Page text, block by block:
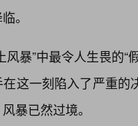
。
风暴”中最令人生畏的
这一刻陷入了严重
暴已然过境。